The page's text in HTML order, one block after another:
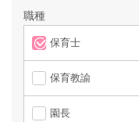
職種
保育士
保育教諭
園長